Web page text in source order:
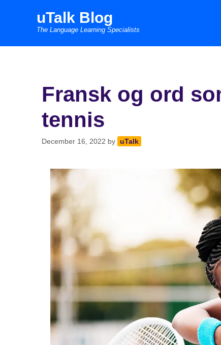
uTalk Blog
The Language Learning Specialists
Fransk og ord
tennis
December 16, 2022 by uTalk